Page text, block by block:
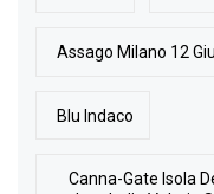
Assago Milano 12
Blu Indaco
Canna-Gate Isola